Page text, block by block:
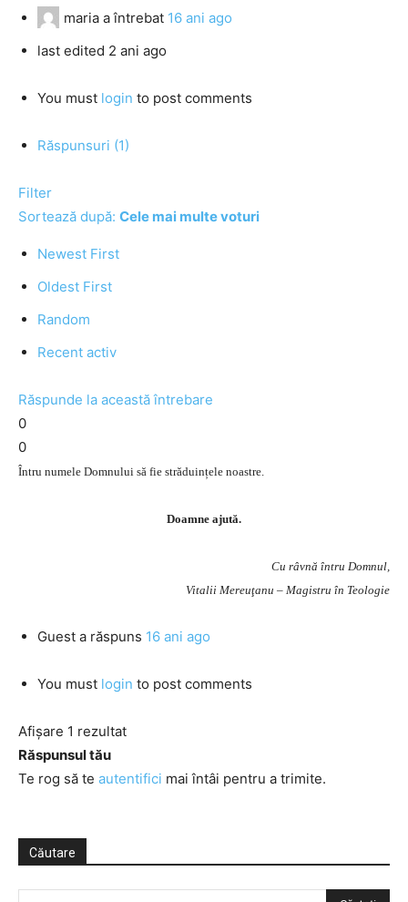
maria a întrebat 16 ani ago
last edited 2 ani ago
You must login to post comments
Răspunsuri (1)
Filter
Sortează după: Cele mai multe voturi
Newest First
Oldest First
Random
Recent activ
Răspunde la această întrebare
0
0
Întru numele Domnului să fie străduințele noastre.
Doamne ajută.
Cu râvnă întru Domnul,
Vitalii Mereuţanu – Magistru în Teologie
Guest a răspuns 16 ani ago
You must login to post comments
Afișare 1 rezultat
Răspunsul tău
Te rog să te autentifici mai întâi pentru a trimite.
Căutare